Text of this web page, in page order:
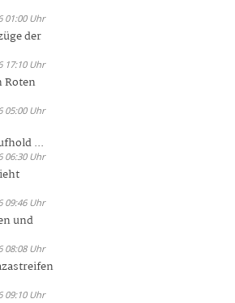
01:00 Uhr
der
17:10 Uhr
Roten
05:00 Uhr
...
06:30 Uhr
09:46 Uhr
und
08:08 Uhr
09:10 Uhr